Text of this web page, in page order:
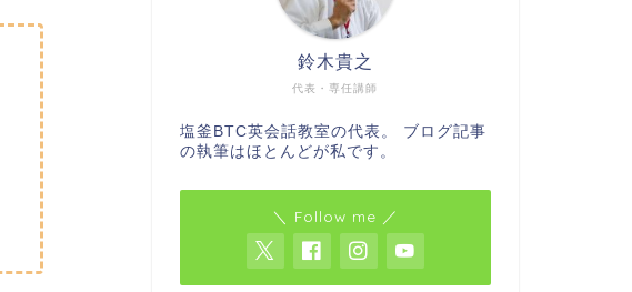
代表・専任講師
鈴木貴之
塩釜BTC英会話教室の代表。 ブログ記事
の執筆はほとんどが私です。
＼ Follow me ／